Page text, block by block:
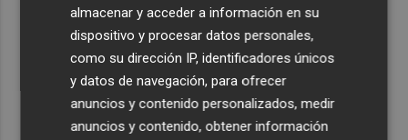
cima del cine: un documental recupera la voz y la mirada
del actor
almacenar y acceder a información en su
dispositivo y procesar datos personales,
como su dirección IP, identificadores únicos
y datos de navegación, para ofrecer
anuncios y contenido personalizados, medir
anuncios y contenido, obtener información